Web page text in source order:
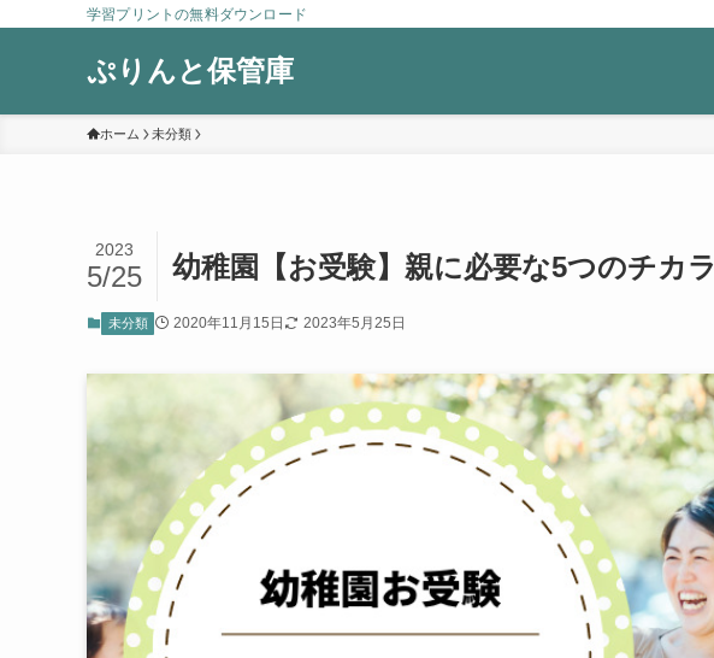
学習プリントの無料ダウンロード
ぷりんと保管庫
ホーム 未分類
幼稚園【お受験】親に必要な5つのチカラ
2023
5/25
未分類 2020年11月15日 2023年5月25日